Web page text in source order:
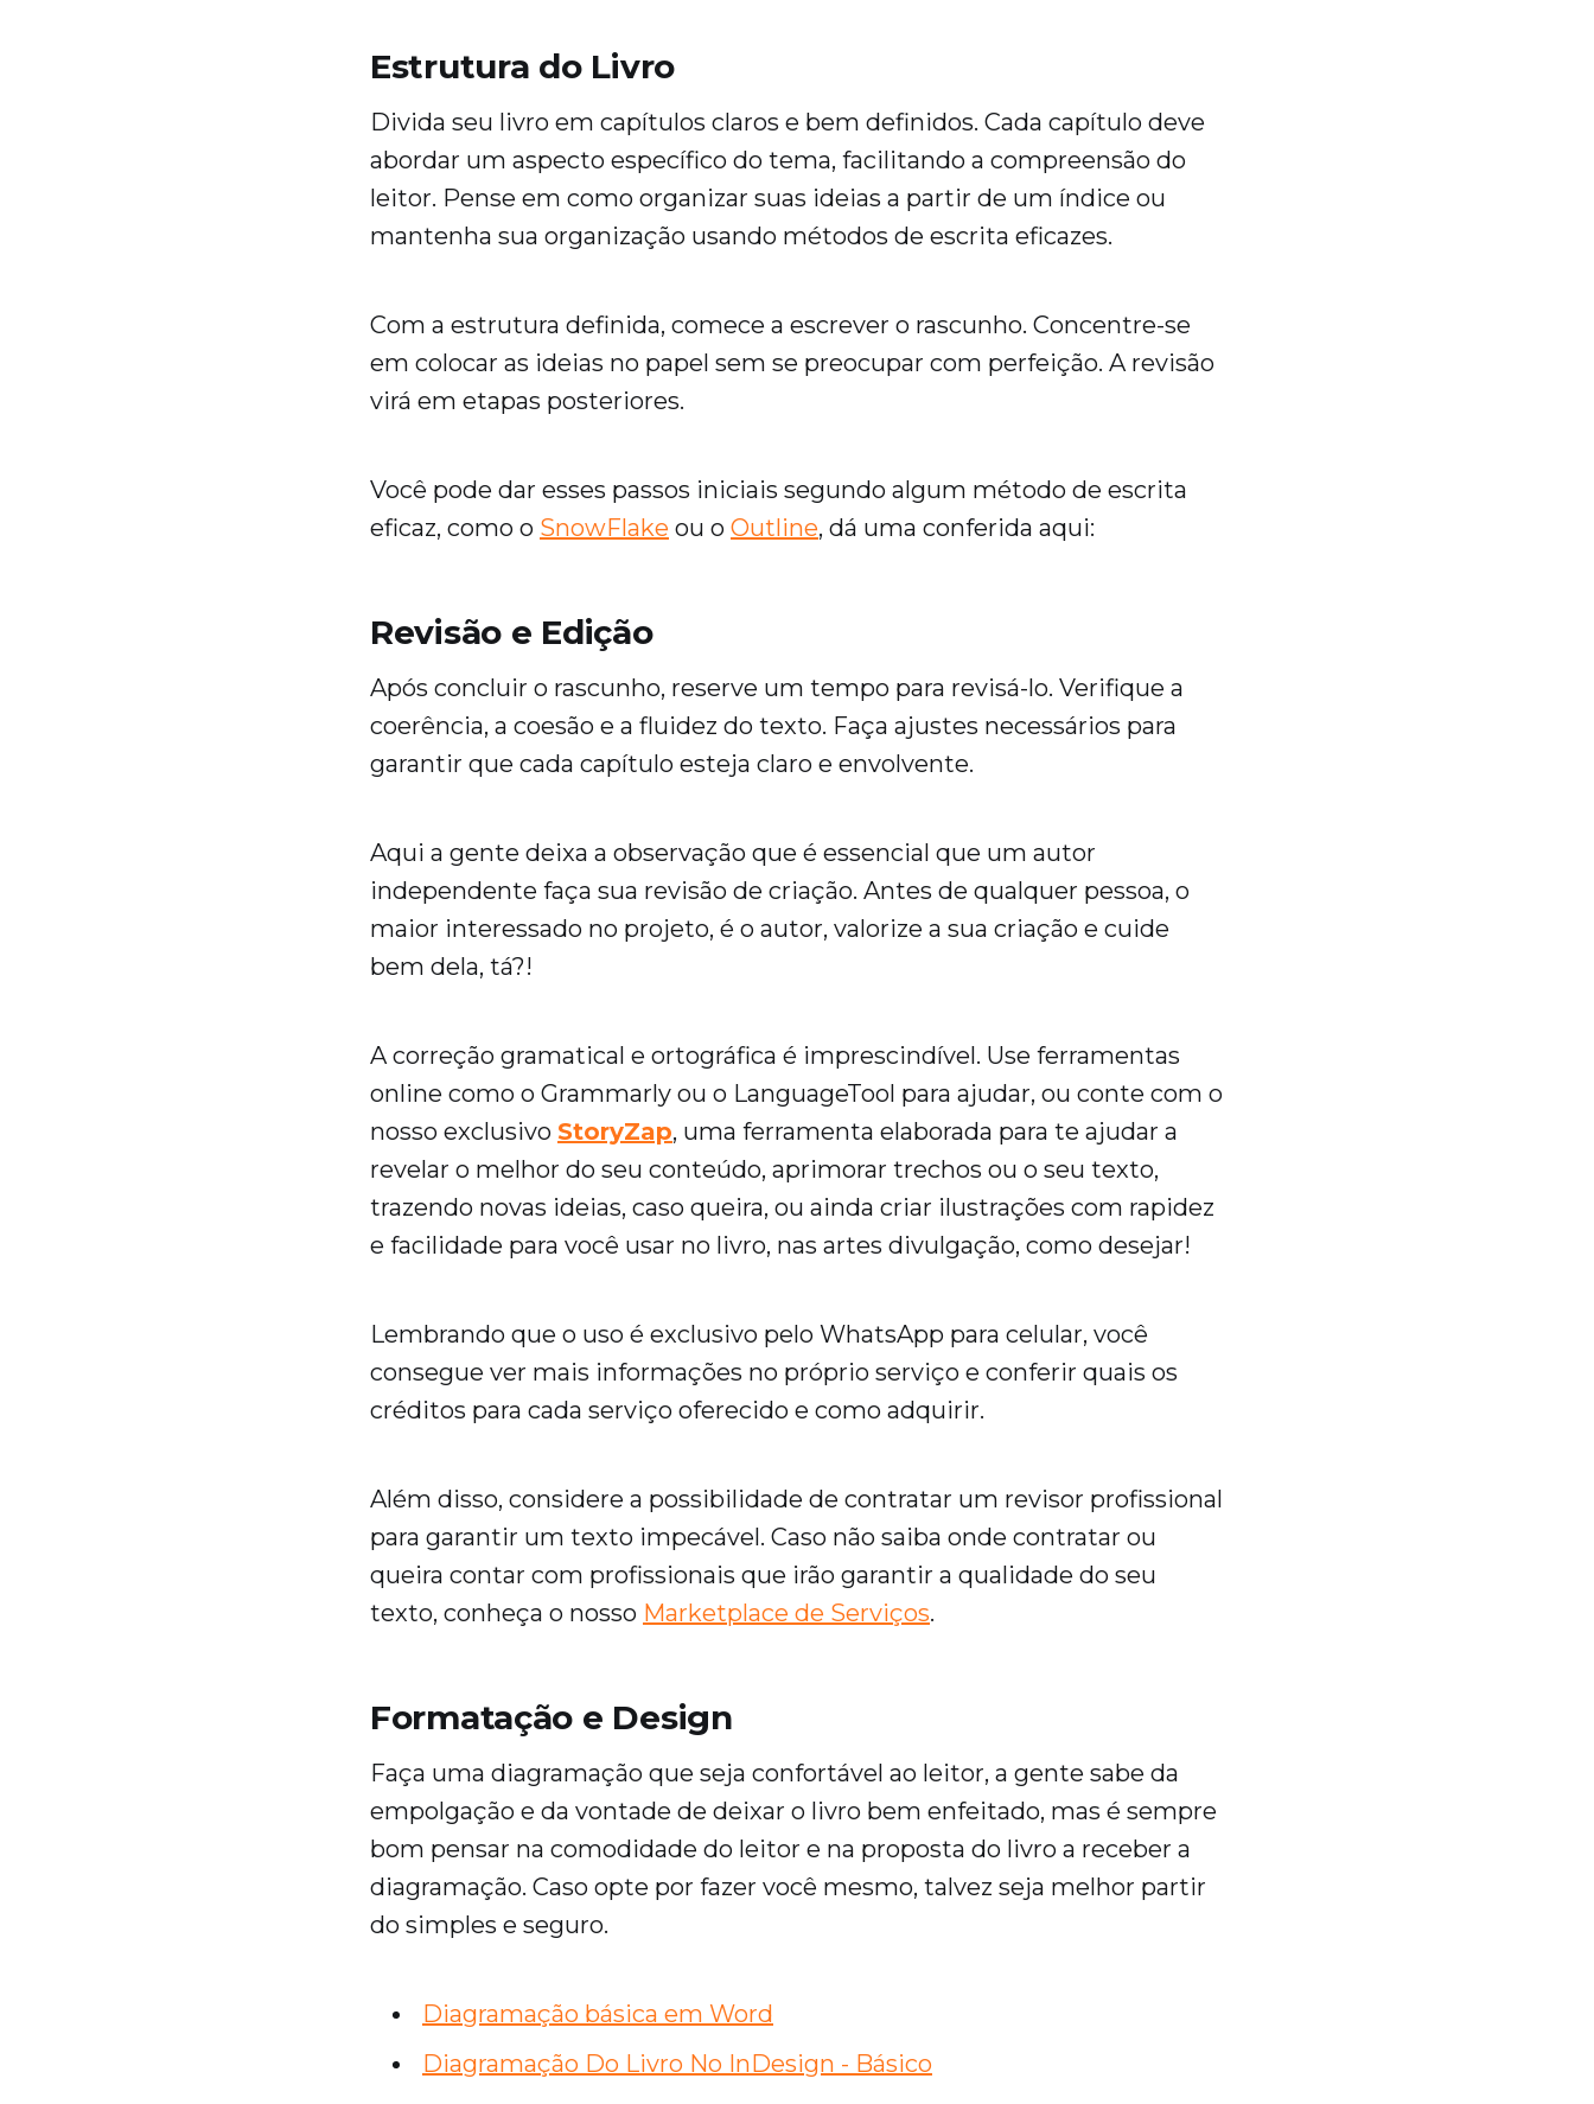
Estrutura do Livro
Divida seu livro em capítulos claros e bem definidos. Cada capítulo deve
abordar um aspecto específico do tema, facilitando a compreensão do
leitor. Pense em como organizar suas ideias a partir de um índice ou
mantenha sua organização usando métodos de escrita eficazes.
Com a estrutura definida, comece a escrever o rascunho. Concentre-se
em colocar as ideias no papel sem se preocupar com perfeição. A revisão
virá em etapas posteriores.
Você pode dar esses passos iniciais segundo algum método de escrita
eficaz, como o SnowFlake ou o Outline, dá uma conferida aqui:
Revisão e Edição
Após concluir o rascunho, reserve um tempo para revisá-lo. Verifique a
coerência, a coesão e a fluidez do texto. Faça ajustes necessários para
garantir que cada capítulo esteja claro e envolvente.
Aqui a gente deixa a observação que é essencial que um autor
independente faça sua revisão de criação. Antes de qualquer pessoa, o
maior interessado no projeto, é o autor, valorize a sua criação e cuide
bem dela, tá?!
A correção gramatical e ortográfica é imprescindível. Use ferramentas
online como o Grammarly ou o LanguageTool para ajudar, ou conte com o
nosso exclusivo StoryZap, uma ferramenta elaborada para te ajudar a
revelar o melhor do seu conteúdo, aprimorar trechos ou o seu texto,
trazendo novas ideias, caso queira, ou ainda criar ilustrações com rapidez
e facilidade para você usar no livro, nas artes divulgação, como desejar!
Lembrando que o uso é exclusivo pelo WhatsApp para celular, você
consegue ver mais informações no próprio serviço e conferir quais os
créditos para cada serviço oferecido e como adquirir.
Além disso, considere a possibilidade de contratar um revisor profissional
para garantir um texto impecável. Caso não saiba onde contratar ou
queira contar com profissionais que irão garantir a qualidade do seu
texto, conheça o nosso Marketplace de Serviços.
Formatação e Design
Faça uma diagramação que seja confortável ao leitor, a gente sabe da
empolgação e da vontade de deixar o livro bem enfeitado, mas é sempre
bom pensar na comodidade do leitor e na proposta do livro a receber a
diagramação. Caso opte por fazer você mesmo, talvez seja melhor partir
do simples e seguro.
Diagramação básica em Word
Diagramação Do Livro No InDesign - Básico